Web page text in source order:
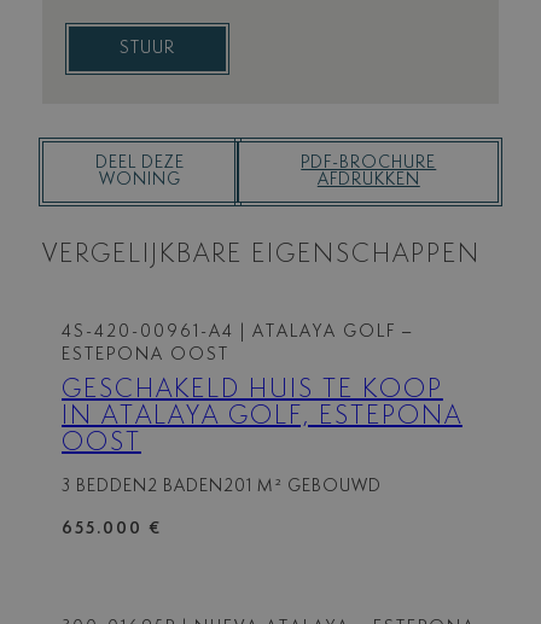
STUUR
DEEL DEZE
WONING
PDF-BROCHURE
AFDRUKKEN
VERGELIJKBARE EIGENSCHAPPEN
4S-420-00961-A4
| ATALAYA GOLF –
ESTEPONA OOST
GESCHAKELD HUIS TE KOOP
IN ATALAYA GOLF, ESTEPONA
OOST
3 BEDDEN 2 BADEN 201 M² GEBOUWD
655.000 €